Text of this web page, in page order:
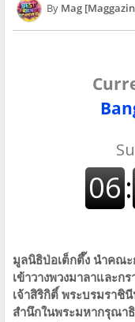
Mag
มูลนิธิป่อเต็กตึ๊ง นำคณะ
เข้าวางพวงมาลาและก
เจ้าสิริกิติ์ พระบรมราชิ
สำนึกในพระมหากรุณ